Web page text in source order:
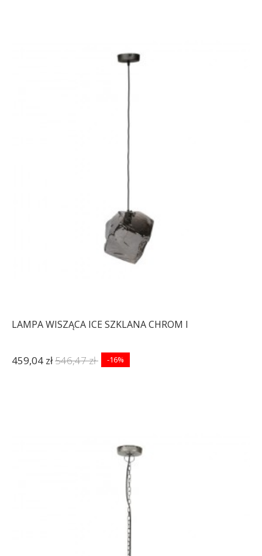
LAMPA WISZĄCA ICE SZKLANA CHROM I
459,04 zł546,47 zł -16%